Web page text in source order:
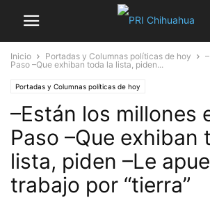
Inicio Portadas y Columnas políticas de hoy
Paso –Que exhiban toda la lista, piden...
Portadas y Columnas políticas de hoy
–Están los millones
Paso –Que exhiban
lista, piden –Le
trabajo por “tierra”